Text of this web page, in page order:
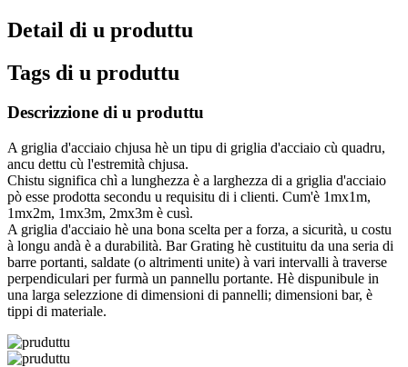
Detail di u produttu
Tags di u produttu
Descrizzione di u produttu
A griglia d'acciaio chjusa hè un tipu di griglia d'acciaio cù quadru,
ancu dettu cù l'estremità chjusa.
Chistu significa chì a lunghezza è a larghezza di a griglia d'acciaio
pò esse prodotta secondu u requisitu di i clienti. Cum'è 1mx1m,
1mx2m, 1mx3m, 2mx3m è cusì.
A griglia d'acciaio hè una bona scelta per a forza, a sicurità, u costu
à longu andà è a durabilità. Bar Grating hè custituitu da una seria di
barre portanti, saldate (o altrimenti unite) à vari intervalli à traverse
perpendiculari per furmà un pannellu portante. Hè dispunibule in
una larga selezzione di dimensioni di pannelli; dimensioni bar, è
tippi di materiale.